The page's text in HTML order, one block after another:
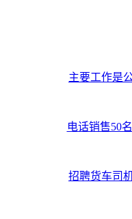
主要工作是
电话销售50
招聘货车司